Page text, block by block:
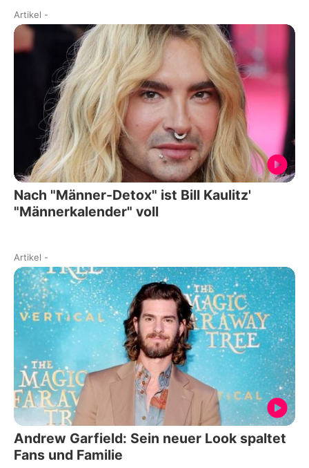
Artikel -
Nach "Männer-Detox" ist Bill Kaulitz'
"Männerkalender" voll
Artikel -
Andrew Garfield: Sein neuer Look spaltet
Fans und Familie